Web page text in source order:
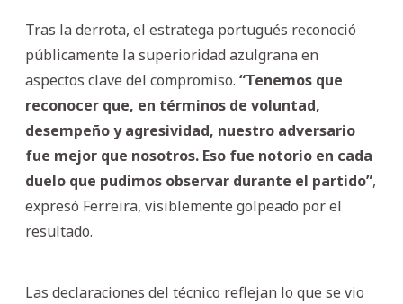
Tras la derrota, el estratega portugués reconoció
públicamente la superioridad azulgrana en
aspectos clave del compromiso. “Tenemos que
reconocer que, en términos de voluntad,
desempeño y agresividad, nuestro adversario
fue mejor que nosotros. Eso fue notorio en cada
duelo que pudimos observar durante el partido”,
expresó Ferreira, visiblemente golpeado por el
resultado.
Las declaraciones del técnico reflejan lo que se vio